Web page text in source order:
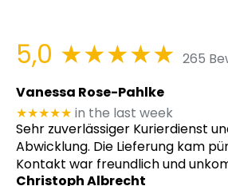
5,0 ★★★★★ 265
Vanessa Rose-Pahlke
★★★★★ in the last week
Sehr zuverlässiger Kurierdienst
Abwicklung. Die Lieferung kam
Kontakt war freundlich und
Christoph Albrecht